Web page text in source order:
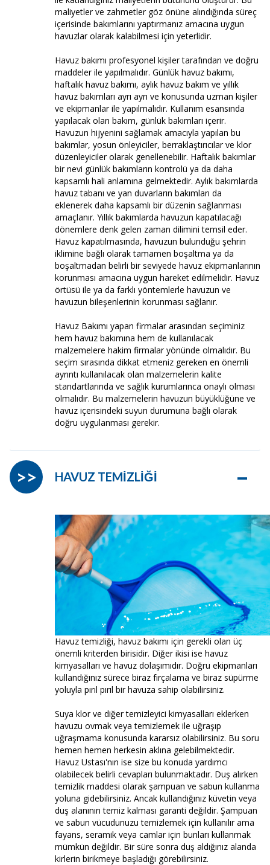
maliyetler ve zahmetler göz önüne alındığında süreç
içerisinde bakımlarını yaptırmanız amacına uygun
havuzlar olarak kalabilmesi için yeterlidir.
Havuz bakımı profesyonel kişiler tarafından ve doğru
maddeler ile yapılmalıdır. Günlük havuz bakımı,
haftalık havuz bakımı, aylık havuz bakım ve yıllık
havuz bakımları ayrı ayrı ve konusunda uzman kişiler
ve ekipmanlar ile yapılmalıdır. Kullanım esansında
yapılacak olan bakım, günlük bakımları içerir.
Havuzun hijyenini sağlamak amacıyla yapılan bu
bakımlar, yosun önleyiciler, berraklaştırıcılar ve klor
düzenleyiciler olarak genellenebilir. Haftalık bakımlar
bir nevi günlük bakımların kontrolü ya da daha
kapsamlı hali anlamına gelmektedir. Aylık bakımlarda
havuz tabanı ve yan duvarların bakımları da
eklenerek daha kapsamlı bir düzenin sağlanması
amaçlanır. Yıllık bakımlarda havuzun kapatılacağı
dönemlere denk gelen zaman dilimini temsil eder.
Havuz kapatılmasında, havuzun bulunduğu şehrin
iklimine bağlı olarak tamamen boşaltma ya da
boşaltmadan belirli bir seviyede havuz ekipmanlarının
korunması amacına uygun hareket edilmelidir. Havuz
örtüsü ile ya da farklı yöntemlerle havuzun ve
havuzun bileşenlerinin korunması sağlanır.
Havuz Bakımı yapan firmalar arasından seçiminiz
hem havuz bakımına hem de kullanılacak
malzemelere hakim firmalar yönünde olmalıdır. Bu
seçim sırasında dikkat etmeniz gereken en önemli
ayrıntı kullanılacak olan malzemelerin kalite
standartlarında ve sağlık kurumlarınca onaylı olması
olmalıdır. Bu malzemelerin havuzun büyüklüğüne ve
havuz içerisindeki suyun durumuna bağlı olarak
doğru uygulanması gerekir.
HAVUZ TEMİZLİĞİ –
>>
Havuz temizliği, havuz bakımı için gerekli olan üç
önemli kriterden birisidir. Diğer ikisi ise havuz
kimyasalları ve havuz dolaşımıdır. Doğru ekipmanları
kullandığınız sürece biraz fırçalama ve biraz süpürme
yoluyla pırıl pırıl bir havuza sahip olabilirsiniz.
Suya klor ve diğer temizleyici kimyasalları eklerken
havuzu ovmak veya temizlemek ile uğraşıp
uğraşmama konusunda kararsız olabilirsiniz. Bu soru
hemen hemen herkesin aklına gelebilmektedir.
Havuz Ustası'nın ise size bu konuda yardımcı
olabilecek belirli cevapları bulunmaktadır. Duş alırken
temizlik maddesi olarak şampuan ve sabun kullanma
yoluna gidebilirsiniz. Ancak kullandığınız küvetin veya
duş alanının temiz kalması garanti değildir. Şampuan
ve sabun vücudunuzu temizlemek için kullanılır ama
fayans, seramik veya camlar için bunları kullanmak
mümkün değildir. Bir süre sonra duş aldığınız alanda
kirlerin birikmeye başladığı görebilirsiniz.